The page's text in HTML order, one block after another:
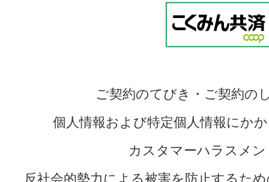
ご契約のてびき・ご契約の
個人情報および特定個人情報にか
カスタマーハラスメ
反社会的勢力による被害を防止するた